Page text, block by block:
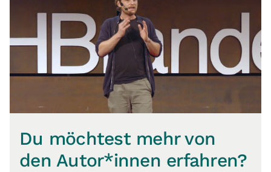
Du möchtest mehr von
den Autor*innen erfahren?